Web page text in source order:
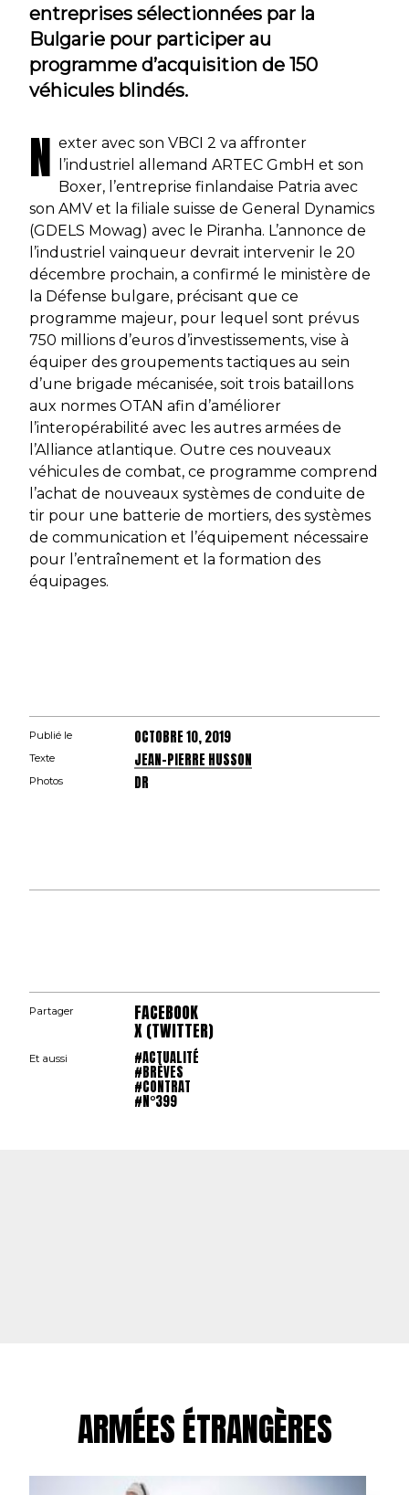
entreprises sélectionnées par la
Bulgarie pour participer au
programme d’acquisition de 150
véhicules blindés.
N exter avec son VBCI 2 va affronter
l’industriel allemand ARTEC GmbH et son
Boxer, l’entreprise finlandaise Patria avec
son AMV et la filiale suisse de General Dynamics
(GDELS Mowag) avec le Piranha. L’annonce de
l’industriel vainqueur devrait intervenir le 20
décembre prochain, a confirmé le ministère de
la Défense bulgare, précisant que ce
programme majeur, pour lequel sont prévus
750 millions d’euros d’investissements, vise à
équiper des groupements tactiques au sein
d’une brigade mécanisée, soit trois bataillons
aux normes OTAN afin d’améliorer
l’interopérabilité avec les autres armées de
l’Alliance atlantique. Outre ces nouveaux
véhicules de combat, ce programme comprend
l’achat de nouveaux systèmes de conduite de
tir pour une batterie de mortiers, des systèmes
de communication et l’équipement nécessaire
pour l’entraînement et la formation des
équipages.
Publié le OCTOBRE 10, 2019
Texte JEAN-PIERRE HUSSON
Photos DR
Partager FACEBOOK
X (TWITTER)
Et aussi #ACTUALITÉ
#BRÈVES
#CONTRAT
#N°399
ARMÉES ÉTRANGÈRES